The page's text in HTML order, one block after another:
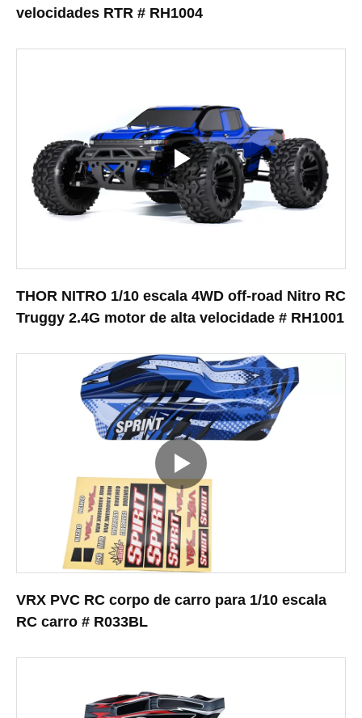
velocidades RTR # RH1004
THOR NITRO 1/10 escala 4WD off-road Nitro RC
Truggy 2.4G motor de alta velocidade # RH1001
VRX PVC RC corpo de carro para 1/10 escala
RC carro # R033BL